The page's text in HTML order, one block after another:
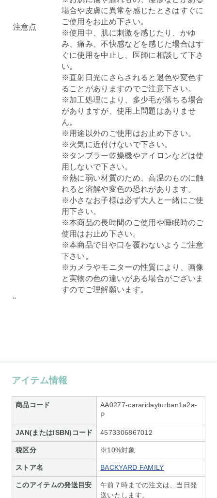
注意点
場合や皮膚に異常を感じたときはすぐに
ご使用をお止め下さい。
※使用中、肌に刺激を感じたり、かゆ
み、痛み、不快感などを感じた場合はす
ぐに使用を中止し、医師に相談して下さ
い。
※直射日光にさらされると退色や変色す
ることがありますのでご注意下さい。
※加工処理により、多少毛が落ちる場合
がありますが、使用上問題はありませ
ん。
※用途以外のご使用はお止め下さい。
※火気に近付けないで下さい。
※タンブラー乾燥機やアイロンなどは使
用しないで下さい。
※熱に弱い材質のため、高温のものに触
れると溶解や変色の恐れがあります。
※小さなお子様は必ず大人と一緒にご使
用下さい。
※本商品の長時間のご使用や睡眠時のご
使用はお止め下さい。
※本商品で目や口を覆わないようご注意
下さい。
※カメラやモニターの性質により、画像
と実物の色の違いがある場合がございま
すのでご理解願います。
"
アイテム情報
商品コード
AA0277-cararidayturban1a2a-
P
JAN(またはISBN)コード 4573306867012
税区分 ※10%対象
ストア名 BACKYARD FAMILY
このアイテムの発送目安
午前７時までの注文は、当日発
送いたします。